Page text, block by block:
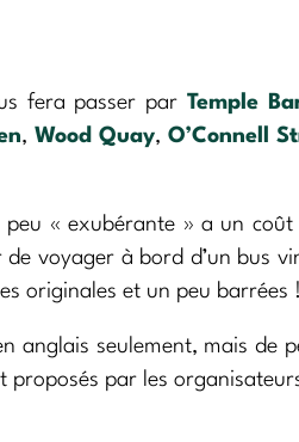
fera passer parTemple
, Wood Quay,O’Connell
« exubérante » a un
voyager à bord d’un bus
originales et un peu barrées !
anglais seulement, mais de
proposés par les